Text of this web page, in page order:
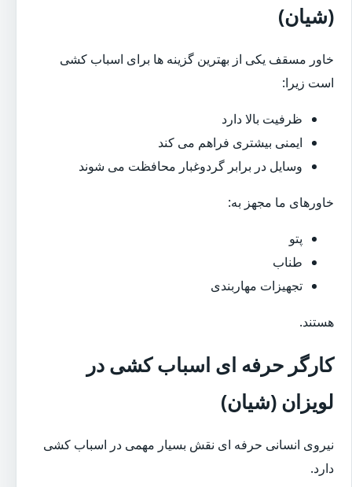
(شیان)
خاور مسقف یکی از بهترین گزینه ها برای اسباب کشی
است زیرا:
ظرفیت بالا دارد
ایمنی بیشتری فراهم می کند
وسایل در برابر گردوغبار محافظت می شوند
خاورهای ما مجهز به:
پتو
طناب
تجهیزات مهاربندی
هستند.
کارگر حرفه ای اسباب کشی در
لویزان (شیان)
نیروی انسانی حرفه ای نقش بسیار مهمی در اسباب کشی
دارد.